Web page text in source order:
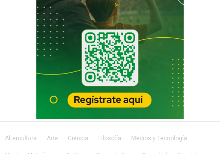
Altercultura Arte Ciencia Filosofía Medios y Tecnología